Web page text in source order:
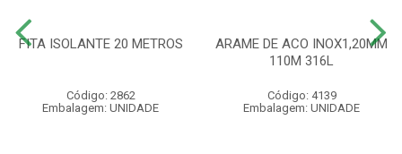
FITA ISOLANTE 20 METROS
Código: 2862
Embalagem: UNIDADE
ARAME DE ACO INOX1,20MM
110M 316L
Código: 4139
Embalagem: UNIDADE